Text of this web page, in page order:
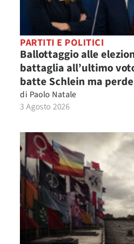
PARTITI E POLITICI
Ballottaggio alle
battaglia all’ultimo
batte Schlein ma
di Paolo Natale
3 Agosto 2026